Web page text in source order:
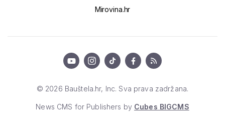
Mirovina.hr
© 2026 Bauštela.hr, Inc. Sva prava zadržana.
News CMS for Publishers by Cubes BIGCMS